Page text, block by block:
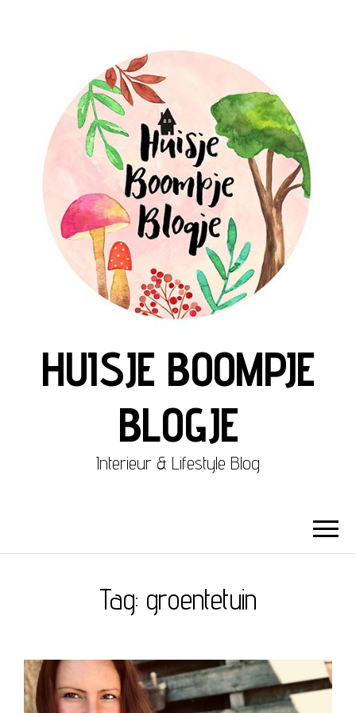
HUISJE BOOMPJE
BLOGJE
Interieur & Lifestyle Blog
Tag: groentetuin